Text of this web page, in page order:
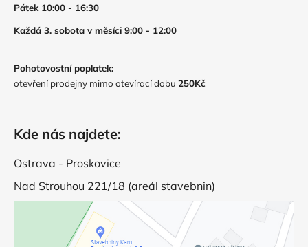
Pátek 10:00 - 16:30
Každá 3. sobota v měsíci 9:00 - 12:00
Pohotovostní poplatek:
otevření prodejny mimo otevírací dobu 250Kč
Kde nás najdete:
Ostrava - Proskovice
Nad Strouhou 221/18 (areál stavebnin)